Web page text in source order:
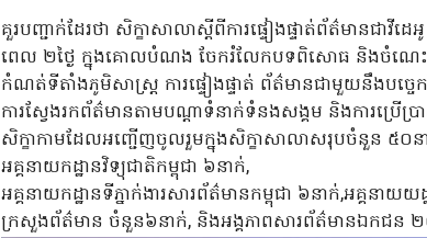
គួរបញ្ជាក់ដែរថា សិក្ខាសាលាស្ដីពីការផ្ទៀងផ្ទាត់ព័ត៌មានជាវីដ
ពេល ២ថ្ងៃ ក្នុងគោលបំណង ចែករំលែកបទពិសោធ និងចំណេះ
កំណត់ទីតាំងភូមិសាស្ត្រ ការផ្ទៀងផ្ទាត់ ព័ត៌មានជាមួយនឹងបច្ចេ
ការស្វែងរកព័ត៌មានតាមបណ្តាទំនាក់ទំនងសង្គម និងការប្រ
សិក្ខាកាមដែលអញ្ជើញចូលរួមក្នុងសិក្ខាសាលាសរុបចំនួន ៥០ន
អគ្គនាយកដ្ឋានវិទ្យុជាតិកម្ពុជា ៦នាក់,
អគ្គនាយកដ្ឋានទីភ្នាក់ងារសារព័ត៌មានកម្ពុជា ៦នាក់,អគ្គនា
ក្រសួងព័ត៌មាន ចំនួន៦នាក់, និងអង្គភាពសារព័ត៌មានឯកជន